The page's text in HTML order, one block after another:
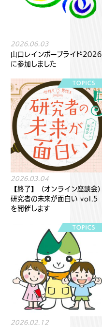
2026.06.03
山口レインボープライド2026
に参加しました
2026.03.04
【終了】（オンライン座談会）
研究者の未来が面白い vol.5
を開催します
2026.02.12